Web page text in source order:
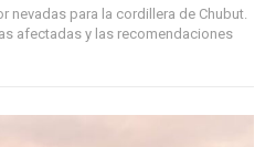
nevadas para la cordillera de Chubut.
afectadas y las recomendaciones